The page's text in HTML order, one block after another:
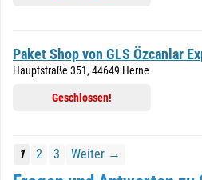
Paket Shop von GLS Özcanlar
Hauptstraße 351, 44649 Herne
Geschlossen!
1 2 3 Weiter →